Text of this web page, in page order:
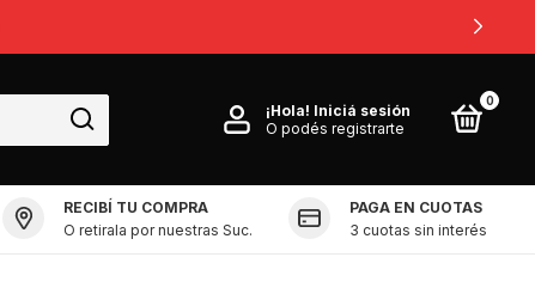
¡Hola! Iniciá sesión
O podés registrarte
0
RECIBÍ TU COMPRA
O retirala por nuestras Suc.
PAGA EN CUOTAS
3 cuotas sin interés